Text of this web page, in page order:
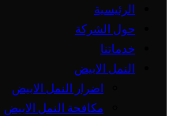
الرئيسية
حول الشركة
خدماتنا
النمل الابيض
اضرار النمل الابيض
مكافحة النمل الابيض